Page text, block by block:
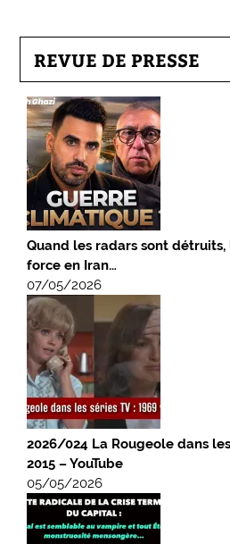
REVUE DE PRESSE
Quand les radars sont
force en Iran…
07/05/2026
2026/024 La Rougeole dans les
2015 – YouTube
05/05/2026